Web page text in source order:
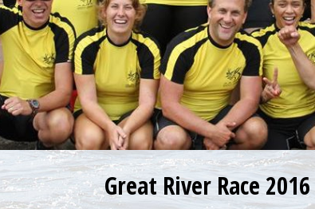
Great River Race 2016